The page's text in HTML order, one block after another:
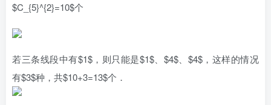
$C_{5}^{2}=10$个
若三条线段中有$1$，则只能是$1$、$4$、$4$，这样的情况
有$3$种，共$10+3=13$个．